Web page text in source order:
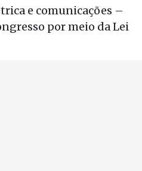
e comunicações –
por meio da Lei